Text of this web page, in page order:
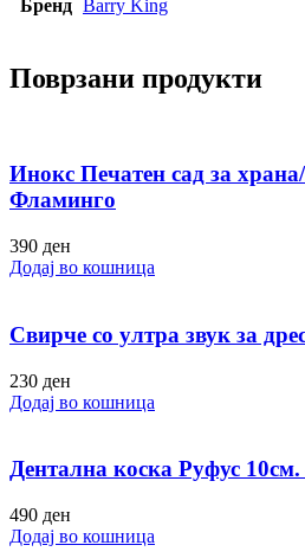
Бренд Barry King
Поврзани продукти
Инокс Печатен сад за
Фламинго
390 ден
Додај во кошница
Свирче со ултра звук за
230 ден
Додај во кошница
Дентална коска Руфус
490 ден
Додај во кошница